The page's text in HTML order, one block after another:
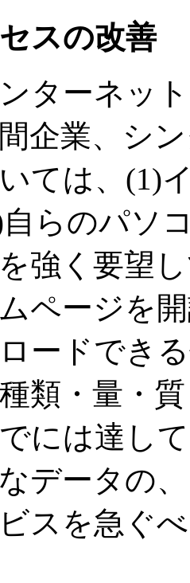
スの改善
ターネッ
企業、シ
ては、(1)
らのパソ
強く要望
ページを
ードでき
類・量・
には達し
データの
スを急ぐ